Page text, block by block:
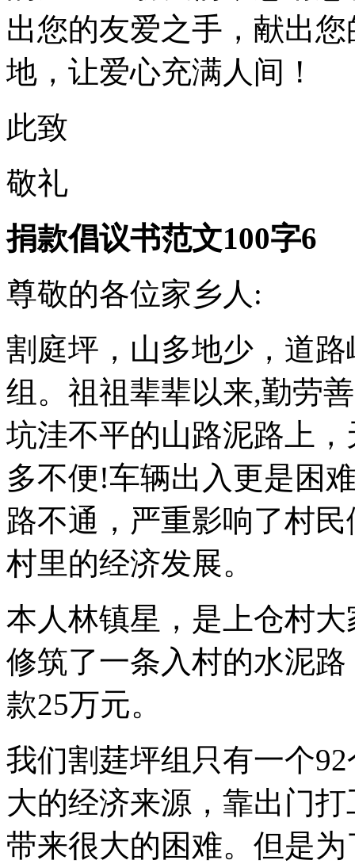
出您的友爱之手，献出
地，让爱心充满人间！
此致
敬礼
捐款倡议书范文100字6
尊敬的各位家乡人:
割庭坪，山多地少，道
组。祖祖辈辈以来,勤劳
坑洼不平的山路泥路上
多不便!车辆出入更是困
路不通，严重影响了村
村里的经济发展。
本人林镇星，是上仓村
修筑了一条入村的水泥
款25万元。
我们割莛坪组只有一个
大的经济来源，靠出门
带来很大的困难。但是